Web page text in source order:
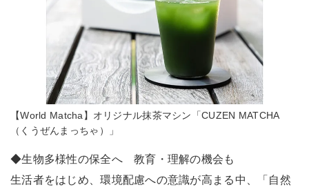
【World Matcha】オリジナル抹茶マシン「CUZEN MATCHA
（くうぜんまっちゃ）」
◆生物多様性の保全へ 教育・理解の機会も
生活者をはじめ、環境配慮への意識が高まる中、「自然